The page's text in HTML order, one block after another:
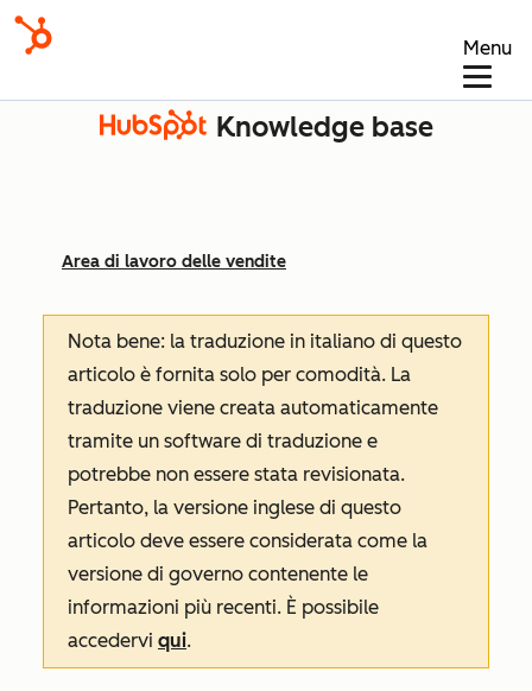
Menu
Knowledge base
Area di lavoro delle vendite
Nota bene: la traduzione in italiano di questo
articolo è fornita solo per comodità. La
traduzione viene creata automaticamente
tramite un software di traduzione e
potrebbe non essere stata revisionata.
Pertanto, la versione inglese di questo
articolo deve essere considerata come la
versione di governo contenente le
informazioni più recenti. È possibile
accedervi qui.